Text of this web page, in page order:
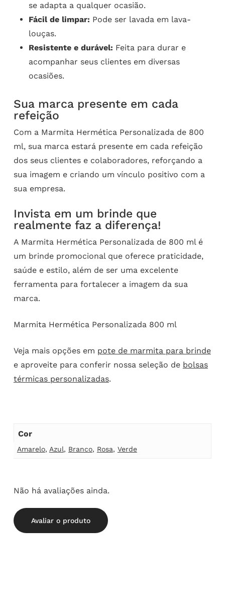
se adapta a qualquer ocasião.
Fácil de limpar: Pode ser lavada em lava-
louças.
Resistente e durável: Feita para durar e
acompanhar seus clientes em diversas
ocasiões.
Sua marca presente em cada
refeição
Com a Marmita Hermética Personalizada de 800
ml, sua marca estará presente em cada refeição
dos seus clientes e colaboradores, reforçando a
sua imagem e criando um vínculo positivo com a
sua empresa.
Invista em um brinde que
realmente faz a diferença!
A Marmita Hermética Personalizada de 800 ml é
um brinde promocional que oferece praticidade,
saúde e estilo, além de ser uma excelente
ferramenta para fortalecer a imagem da sua
marca.
Marmita Hermética Personalizada 800 ml
Veja mais opções em pote de marmita para brinde
e aproveite para conferir nossa seleção de bolsas
térmicas personalizadas.
Cor
Amarelo, Azul, Branco, Rosa, Verde
Não há avaliações ainda.
Avaliar o produto